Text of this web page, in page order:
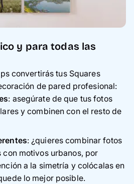
y para todas las
convertirás tus Squares
de pared profesional:
: asegúrate de que tus fotos
y combinen con el resto de
: ¿quieres combinar fotos
motivos urbanos, por
a la simetría y colócalas en
lo mejor posible.